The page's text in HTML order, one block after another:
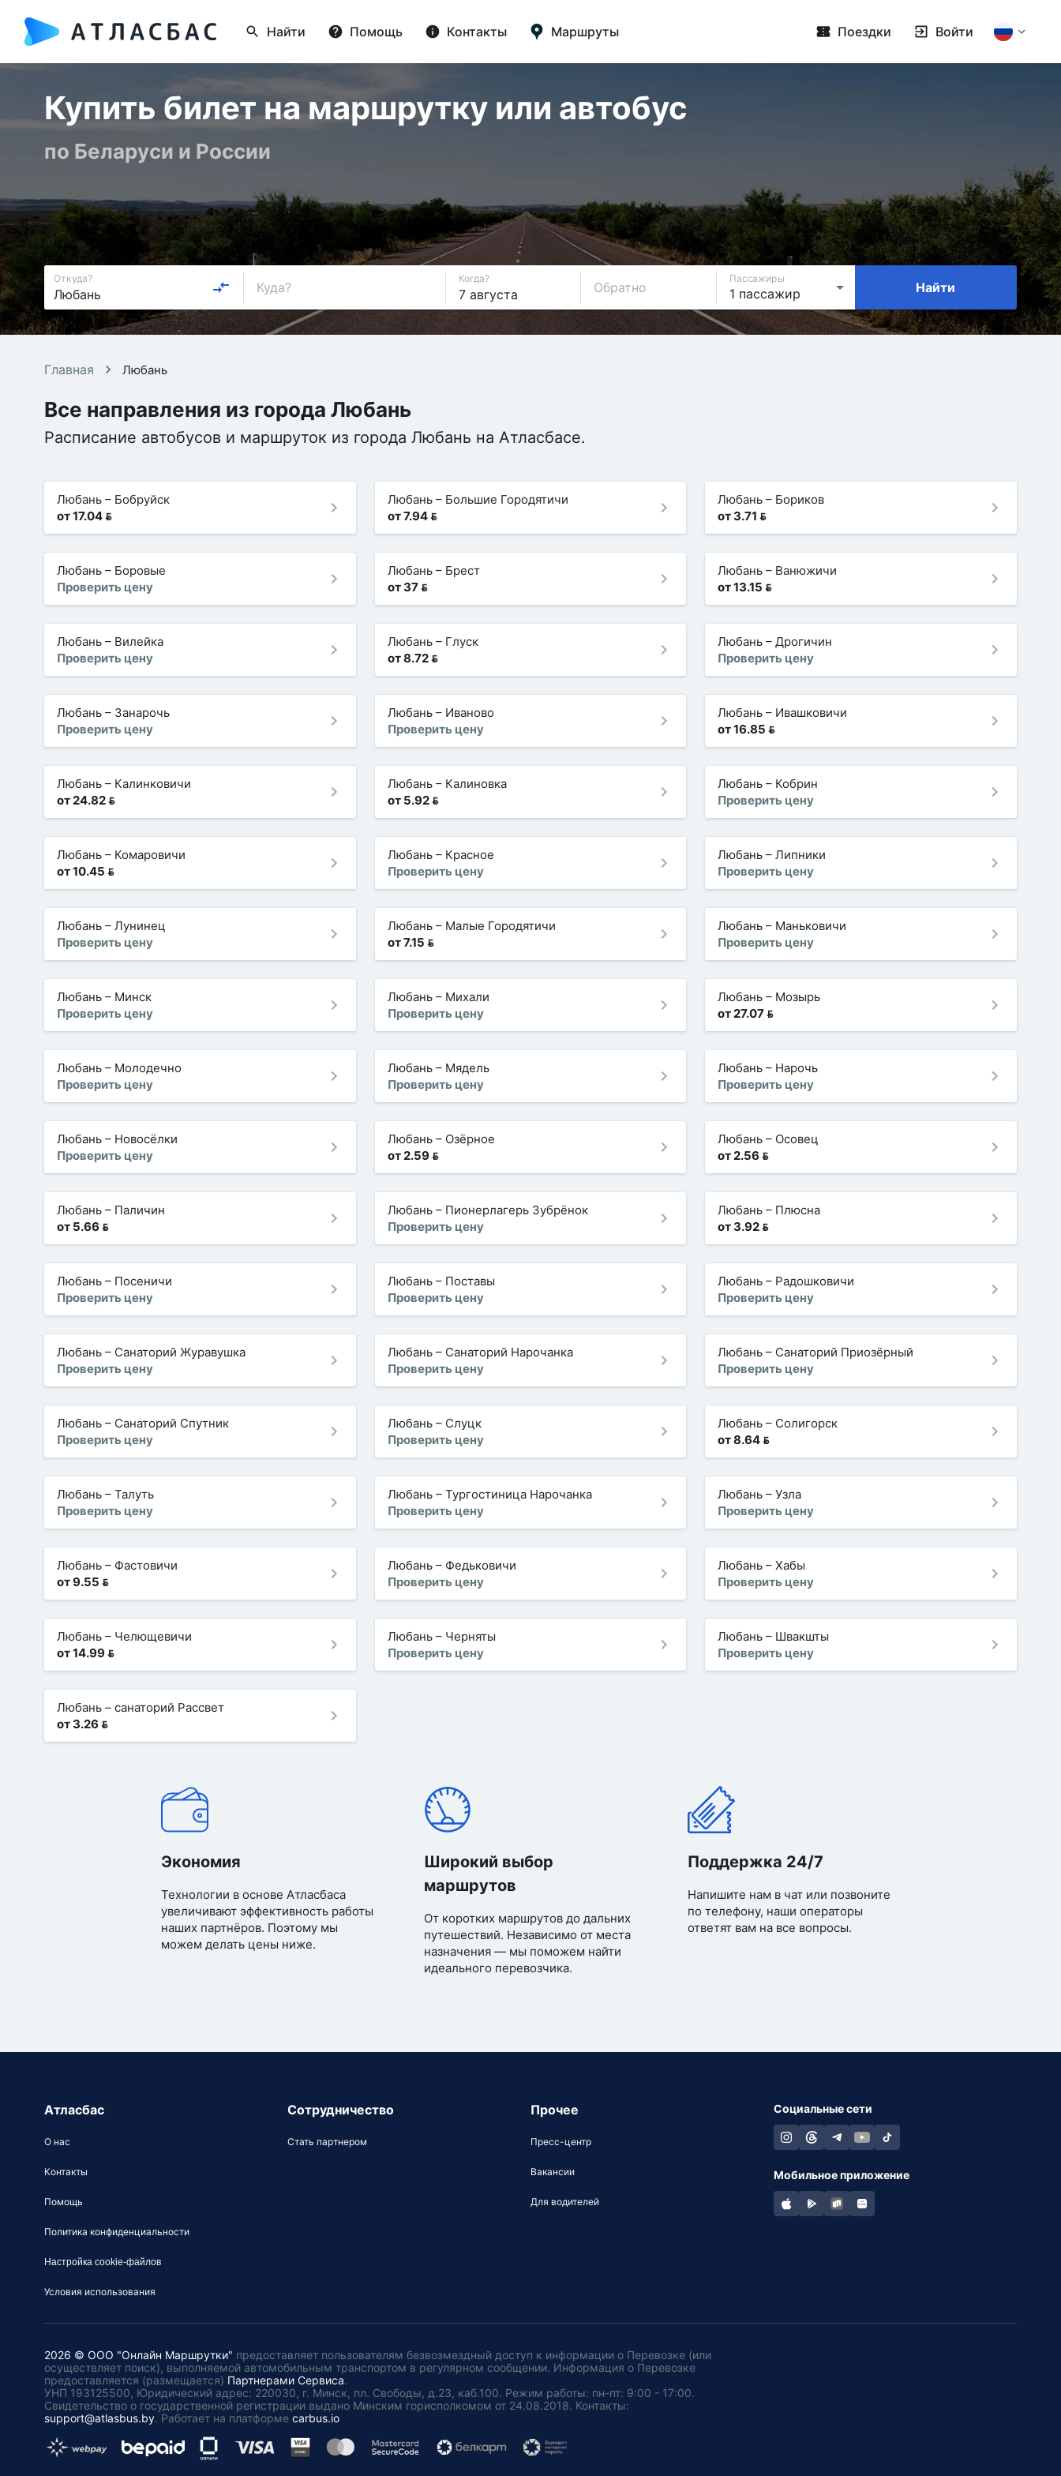
Найти Помощь Контакты Маршруты Поездки Войти
Купить билет на маршрутку или автобус
по Беларуси и России
Откуда?
Куда?
Когда?
Обратно
Пассажиры
Найти
Главная Любань
Все направления из города Любань
Расписание автобусов и маршруток из города Любань на Атласбасе.
Любань – Бобруйск
от 17.04 
Любань– Большие Городятичи
от 7.94 
Любань – Бориков
от 3.71 
Любань – Боровые
Проверить цену
Любань– Брест
от 37 
Любань – Ванюжичи
от 13.15 
Любань – Вилейка
Проверить цену
Любань– Глуск
от 8.72 
Любань –Дрогичин
Проверить цену
Любань – Занарочь
Проверить цену
Любань– Иваново
Проверить цену
Любань – Ивашковичи
от 16.85 
Любань – Калинковичи
от 24.82 
Любань– Калиновка
от 5.92 
Любань – Кобрин
Проверить цену
Любань – Комаровичи
от 10.45 
Любань– Красное
Проверить цену
Любань –Липники
Проверить цену
Любань – Лунинец
Проверить цену
Любань– Малые Городятичи
от 7.15 
Любань – Маньковичи
Проверить цену
Любань – Минск
Проверить цену
Любань– Михали
Проверить цену
Любань – Мозырь
от 27.07 
Любань – Молодечно
Проверить цену
Любань– Мядель
Проверить цену
Любань – Нарочь
Проверить цену
Любань – Новосёлки
Проверить цену
Любань– Озёрное
от 2.59 
Любань – Осовец
от 2.56 
Любань – Паличин
от 5.66 
Любань– Пионерлагерь Зубрёнок
Проверить цену
Любань – Плюсна
от 3.92 
Любань – Посеничи
Проверить цену
Любань– Поставы
Проверить цену
Любань – Радошковичи
Проверить цену
Любань – Санаторий Журавушка
Проверить цену
Любань– Санаторий Нарочанка
Проверить цену
Любань – Санаторий Приозёрный
Проверить цену
Любань – Санаторий Спутник
Проверить цену
Любань– Слуцк
Проверить цену
Любань – Солигорск
от 8.64 
Любань – Талуть
Проверить цену
Любань– Тургостиница Нарочанка
Проверить цену
Любань –Узла
Проверить цену
Любань – Фастовичи
от 9.55 
Любань– Федьковичи
Проверить цену
Любань –Хабы
Проверить цену
Любань – Челющевичи
от 14.99 
Любань– Черняты
Проверить цену
Любань – Швакшты
Проверить цену
Любань – санаторий Рассвет
от 3.26 
Экономия
Технологии в основе Атласбаса
увеличивают эффективность работы
наших партнёров. Поэтому мы
можем делать цены ниже.
Широкий выбор
маршрутов
От коротких маршрутов до дальних
путешествий. Независимо от места
назначения — мы поможем найти
идеального перевозчика.
Поддержка 24/7
Напишите нам в чат или позвоните
по телефону, наши операторы
ответят вам на все вопросы.
Атласбас
О нас
Контакты
Помощь
Политика конфиденциальности
Настройка cookie-файлов
Условия использования
Сотрудничество
Стать партнером
Прочее
Пресс-центр
Вакансии
Для водителей
Социальные сети
Мобильное приложение
2026 © ООО "Онлайн Маршрутки" предоставляет пользователям безвозмездный доступ к информации о Перевозке (или
осуществляет поиск), выполняемой автомобильным транспортом в регулярном сообщении. Информация о Перевозке
предоставляется (размещается) Партнерами Сервиса.
УНП 193125500, Юридический адрес: 220030, г. Минск, пл. Свободы, д.23, каб.100. Режим работы: пн-пт: 9:00 - 17:00.
Свидетельство о государственной регистрации выдано Минским горисполкомом от 24.08.2018. Контакты:
support@atlasbus.by. Работает на платформе carbus.io